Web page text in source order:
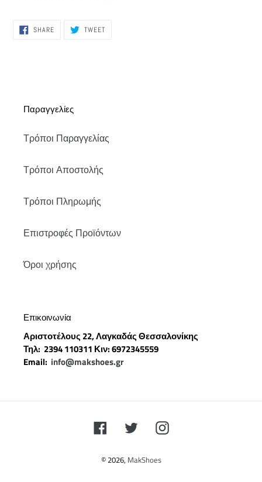
SHARESHARE
ON
TWEETTWEET
Παραγγελίες
Τρόποι Παραγγελίας
Τρόποι Αποστολής
Τρόποι Πληρωμής
Επιστροφές Προϊόντων
Όροι χρήσης
Επικοινωνία
Αριστοτέλους 22, Λαγκαδάς Θεσσαλονίκης
Τηλ: 2394 110311 Κιν: 6972345559
Email: info@makshoes.gr
FacebookTwitterInstagram
© 2026, MakShoes